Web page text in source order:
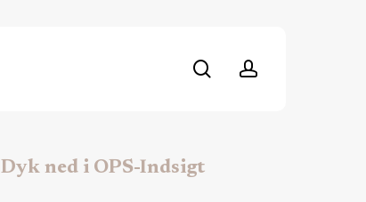
searchaccount
Dyk ned i OPS-Indsigt